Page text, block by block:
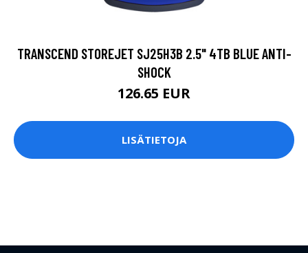
TRANSCEND STOREJET SJ25H3B 2.5" 4TB BLUE ANTI-
SHOCK
126.65 EUR
LISÄTIETOJA